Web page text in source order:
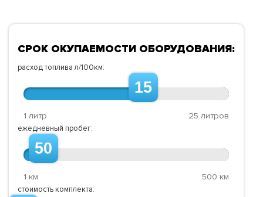
СРОК ОКУПАЕМОСТИ ОБОРУДОВАНИЯ:
расход топлива л/100км:
15
1 литр 25 литров
ежедневный пробег:
50
1 км 500 км
стоимость комплекта: